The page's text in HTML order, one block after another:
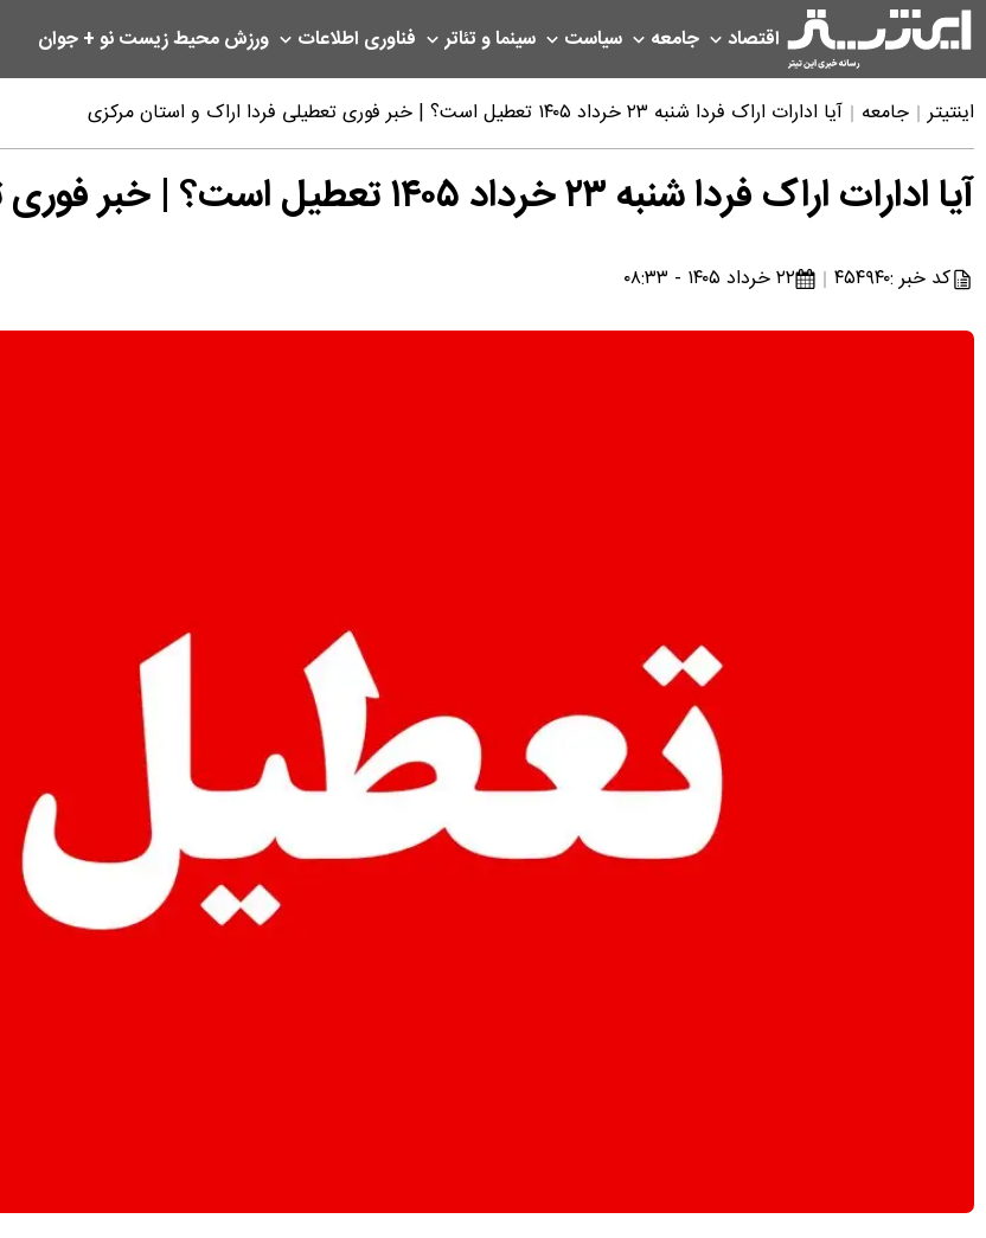
اقتصاد جامعه سیاست سینما و تئاتر فناوری اطلاعات ورزشمحیط زیستنو + جوان
اینتیتر جامعه آیا ادارات اراک فردا شنبه ۲۳ خرداد ۱۴۰۵ تعطیل است؟ | خبر فوری تعطیلی فردا اراک و استان مرکزی
آیا ادارات اراک فردا شنبه ۲۳ خرداد ۱۴۰۵ تعطیل است؟ | خبر فوری تعطیلی فردا اراک و استان مرکزی
کد خبر :۴۵۴۹۴۰ ۲۲ خرداد ۱۴۰۵ - ۰۸:۳۳